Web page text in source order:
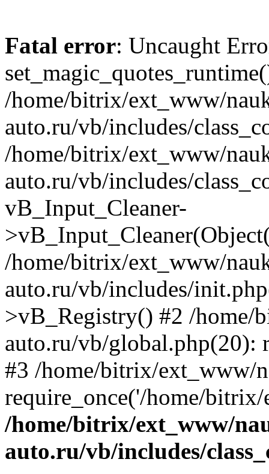
Fatal error: Uncaught
/home/bitrix/ext_www/
auto.ru/vb/includes/
/home/bitrix/ext_www/
auto.ru/vb/includes/
vB_Input_Cleaner-
/home/bitrix/ext_www/
auto.ru/vb/includes/
>vB_Registry() #2 /home/
auto.ru/vb/global.php(20):
#3 /home/bitrix/ext_www/
require_once('/home/
/home/bitrix/ext_www/
auto.ru/vb/includes/